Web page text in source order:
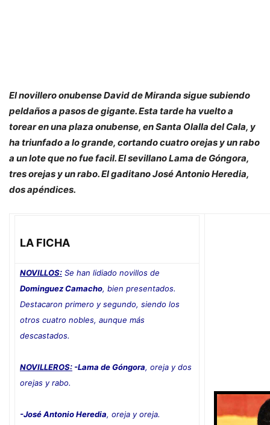
El novillero onubense David de Miranda sigue subiendo
peldaños a pasos de gigante. Esta tarde ha vuelto a
torear en una plaza onubense, en Santa Olalla del Cala, y
ha triunfado a lo grande, cortando cuatro orejas y un rabo
a un lote que no fue facil. El sevillano Lama de Góngora,
tres orejas y un rabo. El gaditano José Antonio Heredia,
dos apéndices.
LA FICHA
NOVILLOS: Se han lidiado novillos de
Dominguez Camacho, bien presentados.
Destacaron primero y segundo, siendo los
otros cuatro nobles, aunque más
descastados.
NOVILLEROS: -Lama de Góngora, oreja y dos
orejas y rabo.
-José Antonio Heredia, oreja y oreja.